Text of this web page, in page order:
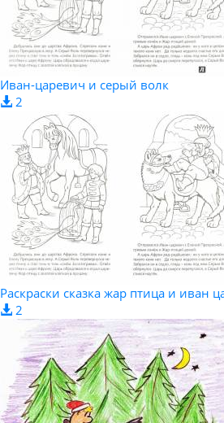
Иван-царевич и серый волк
2
Раскраски сказка жар птица и иван
2